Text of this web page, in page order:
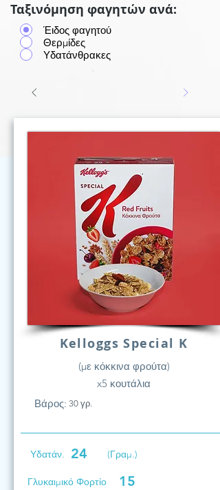
Ταξινόμηση φαγητών ανά:
Έιδος φαγητού
Θερμίδες
Υδατάνθρακες
Kelloggs Special K
(με κόκκινα φρούτα)
x5 κουτάλια
Βάρος: 30 γρ.
Υδατάν. 24 (Γραμ.)
Γλυκαιμικό Φορτίο 15